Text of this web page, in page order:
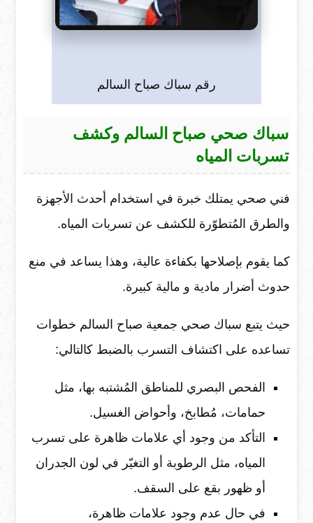
رقم سباك صباح السالم
سباك صحي صباح السالم وكشف
تسربات المياه
فني صحي يمتلك خبرة في استخدام أحدث الأجهزة
والطرق المُتطوّرة للكشف عن تسربات المياه.
كما يقوم بإصلاحها بكفاءة عالية، وهذا يساعد في منع
حدوث أضرار مادية و مالية كبيرة.
حيث يتبع سباك صحي جمعية صباح السالم خطوات
تساعده على اكتشاف التسرب بالضبط كالتالي:
الفحص البصري للمناطق المُشتبه بها، مثل
حمامات، مُطابخ، وأحواض الغسيل.
التأكد من وجود أي علامات ظاهرة على تسرب
المياه، مثل الرطوبة أو التغيّر في لون الجدران
أو ظهور بقع على السقف.
في حال عدم وجود علامات ظاهرة،